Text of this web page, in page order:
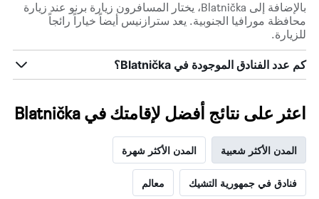
بالإضافة إلى Blatnička، يختار المسافرون زيارة برنو عند زيارة
محافظة مورافيا الجنوبية. يعد سترازنيس أيضاً خياراً رائجاً
للزيارة.
كم عدد الفنادق الموجودة في Blatnička؟
اعثر على نتائج أفضل لإقامتك في Blatnička
المدن الأكثر شعبية المدن الأكثر شهرة
فنادق في جمهورية التشيك معالم